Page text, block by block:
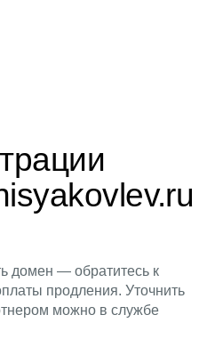
домен — обратитесь к
продления. Уточнить
можно в службе